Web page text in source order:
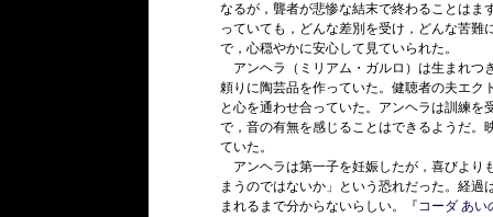
なるが，聾者が悲惨な結末で終わることはま
っていても，どんな差別を受け，どんな苦
で，心穏やかに安心して見ていられた。
アンヘラ（ミリアム・ガルロ）は生まれつ
頼りに陶芸品を作っていた。健聴者の夫エク
と心を通わせ合っていた。アンヘラは訓練
で，音の有無を感じることはできるようだ。
ていた。
アンヘラは第一子を妊娠したが，喜びより
まうのではないか」という恐れだった。経
まれるまで分からないらしい。『コーダ あい